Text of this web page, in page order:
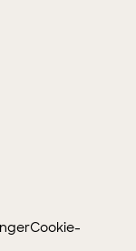
Cookie-